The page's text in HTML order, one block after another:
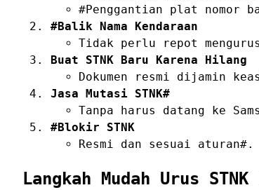
#Penggantian plat nomor
#Balik Nama Kendaraan
Tidak perlu repot
Buat STNK Baru Karena Hilang
Dokumen resmi dijamin
Jasa Mutasi STNK#
Tanpa harus datang ke
#Blokir STNK
Resmi dan sesuai aturan#.
Langkah Mudah Urus